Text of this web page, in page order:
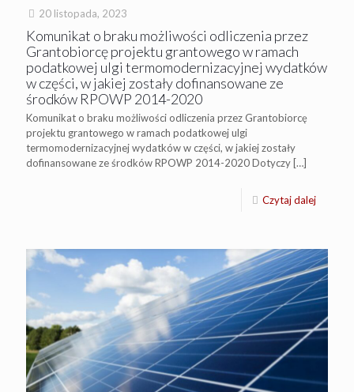
20 listopada, 2023
Komunikat o braku możliwości odliczenia przez
Grantobiorcę projektu grantowego w ramach
podatkowej ulgi termomodernizacyjnej wydatków
w części, w jakiej zostały dofinansowane ze
środków RPOWP 2014-2020
Komunikat o braku możliwości odliczenia przez Grantobiorcę
projektu grantowego w ramach podatkowej ulgi
termomodernizacyjnej wydatków w części, w jakiej zostały
dofinansowane ze środków RPOWP 2014-2020 Dotyczy […]
Czytaj dalej